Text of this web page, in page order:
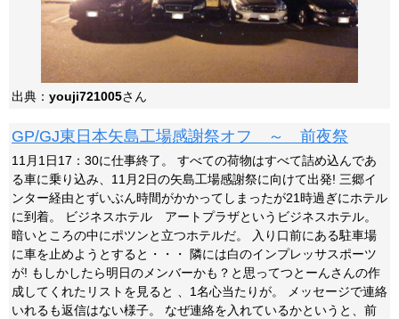
出典： youji721005さん
GP/GJ東日本矢島工場感謝祭オフ ～ 前夜祭
11月1日17：30に仕事終了。 すべての荷物はすべて詰め込んであ
る車に乗り込み、11月2日の矢島工場感謝祭に向けて出発! 三郷イ
ンター経由とずいぶん時間がかかってしまったが21時過ぎにホテル
に到着。 ビジネスホテル アートプラザというビジネスホテル。
暗いところの中にポツンと立つホテルだ。 入り口前にある駐車場
に車を止めようとすると・・・ 隣には白のインプレッサスポーツ
が! もしかしたら明日のメンバーかも？と思ってつとーんさんの作
成してくれたリストを見ると 、1名心当たりが。 メッセージで連絡
いれるも返信はない様子。 なぜ連絡を入れているかというと、前